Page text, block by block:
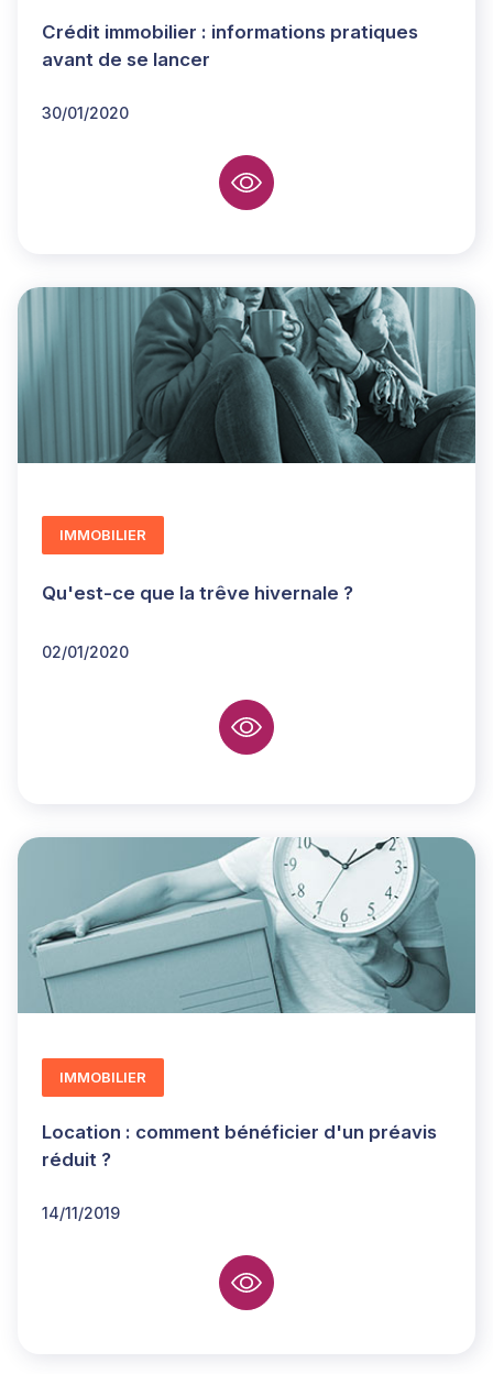
Crédit immobilier : informations pratiques
avant de se lancer
30/01/2020
Qu'est-ce que la trêve hivernale ?
02/01/2020
IMMOBILIER
Location : comment bénéficier d'un préavis
réduit ?
14/11/2019
IMMOBILIER